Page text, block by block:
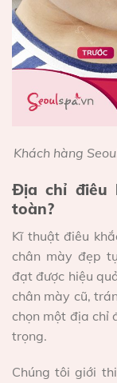
Khách hàng
Địa chỉ điêu
toàn?
Kĩ thuật điêu
chân mày đẹp
đạt được hiệu
chân mày cũ,
chọn một địa chỉ
trọng.
Chúng tôi giới